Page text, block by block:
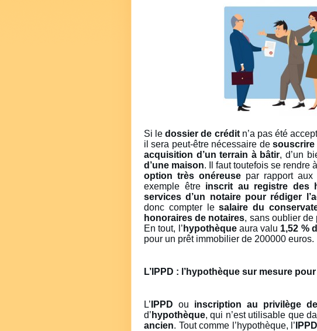
Si le dossier de créditn’a pas été
il sera peut-être nécessaire desouscrire
acquisition d’un terrain à bâtir, d’un
d’une maison. Il faut toutefois se rendre
option très onéreusepar rapport aux
exemple êtreinscrit au registre des
services d’un notaire pour rédiger
donc compter lesalaire du
honoraires de notaires, sans oublier de
En tout, l’ hypothèqueaura valu 1,52 %
pour un prêt immobilier de 200000 euros.
L’IPPD : l’hypothèque sur mesure
L’ IPPD ou inscription au privilège
d’ hypothèque, qui n’est utilisable que
ancien. Tout comme l’hypothèque, l’ IPPD